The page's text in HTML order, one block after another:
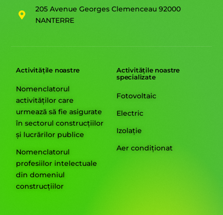
205 Avenue Georges Clemenceau 92000
NANTERRE
Activitățile noastre
Nomenclatorul
activităților care
urmează să fie asigurate
în sectorul construcțiilor
și lucrărilor publice
Nomenclatorul
profesiilor intelectuale
din domeniul
construcțiilor
Activitățile noastre
specializate
Fotovoltaic
Electric
Izolație
Aer condiționat